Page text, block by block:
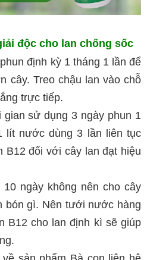
độc cho lan chống sốc
định kỳ 1 tháng 1 lần để
cây. Treo chậu lan vào chỗ
trực tiếp.
sử dụng 3 ngày phun 1
lít nước dùng 3 lần liên tục
B12 đối với cây lan đạt hiệu
ngày không nên cho cây
bón gì. Nên tưới nước hàng
B12 cho lan định kì sẽ giúp